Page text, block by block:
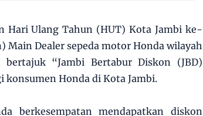
Hari Ulang Tahun (HUT) Kota Jambi ke-
Main Dealer sepeda motor Honda wilayah
“Jambi Bertabur Diskon (JBD)
konsumen Honda di Kota Jambi.
berkesempatan mendapatkan diskon